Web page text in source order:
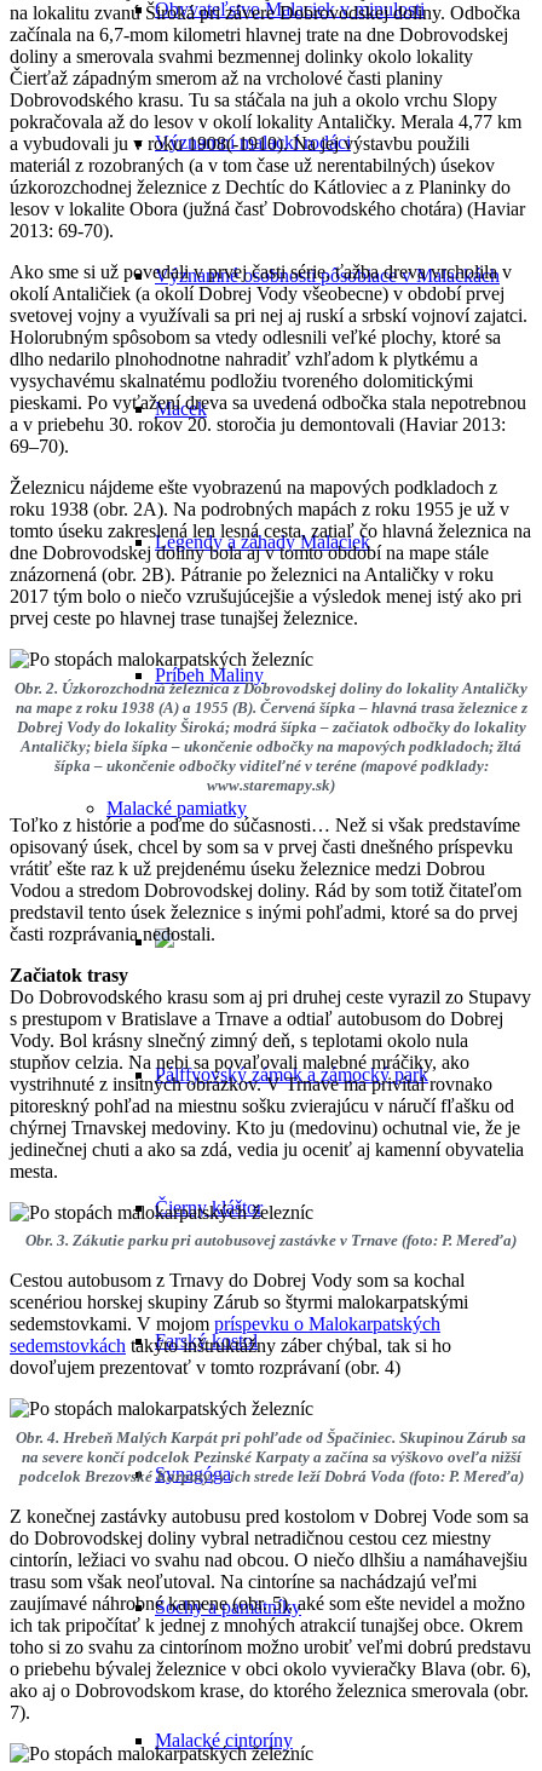
Obyvateľstvo Malaciek v minulosti
Významní malackí rodáci
Významné osobnosti pôsobiace v Malackách
Macek
Legendy a záhady Malaciek
Príbeh Maliny
Malacké pamiatky
Pálffyovský zámok a zámocký park
Čierny kláštor
Farský kostol
Synagóga
Sochy a pamätníky
Malacké cintoríny
na lokalitu zvanú Široká pri závere Dobrovodskej doliny. Odbočka
začínala na 6,7-mom kilometri hlavnej trate na dne Dobrovodskej
doliny a smerovala svahmi bezmennej dolinky okolo lokality
Čierťaž západným smerom až na vrcholové časti planiny
Dobrovodského krasu. Tu sa stáčala na juh a okolo vrchu Slopy
pokračovala až do lesov v okolí lokality Antaličky. Merala 4,77 km
a vybudovali ju v roku 1908(-1910). Na jej výstavbu použili
materiál z rozobraných (a v tom čase už nerentabilných) úsekov
úzkorozchodnej železnice z Dechtíc do Kátloviec a z Planinky do
lesov v lokalite Obora (južná časť Dobrovodského chotára) (Haviar
2013: 69-70).
Ako sme si už povedali v prvej časti série, ťažba dreva vrcholila v
okolí Antaličiek (a okolí Dobrej Vody všeobecne) v období prvej
svetovej vojny a využívali sa pri nej aj ruskí a srbskí vojnoví zajatci.
Holorubným spôsobom sa vtedy odlesnili veľké plochy, ktoré sa
dlho nedarilo plnohodnotne nahradiť vzhľadom k plytkému a
vysychavému skalnatému podložiu tvoreného dolomitickými
pieskami. Po vyťažení dreva sa uvedená odbočka stala nepotrebnou
a v priebehu 30. rokov 20. storočia ju demontovali (Haviar 2013:
69–70).
Železnicu nájdeme ešte vyobrazenú na mapových podkladoch z
roku 1938 (obr. 2A). Na podrobných mapách z roku 1955 je už v
tomto úseku zakreslená len lesná cesta, zatiaľ čo hlavná železnica na
dne Dobrovodskej doliny bola aj v tomto období na mape stále
znázornená (obr. 2B). Pátranie po železnici na Antaličky v roku
2017 tým bolo o niečo vzrušujúcejšie a výsledok menej istý ako pri
prvej ceste po hlavnej trase tunajšej železnice.
Obr. 2. Úzkorozchodná železnica z Dobrovodskej doliny do lokality Antaličky
na mape z roku 1938 (A) a 1955 (B). Červená šípka – hlavná trasa železnice z
Dobrej Vody do lokality Široká; modrá šípka – začiatok odbočky do lokality
Antaličky; biela šípka – ukončenie odbočky na mapových podkladoch; žltá
šípka – ukončenie odbočky viditeľné v teréne (mapové podklady:
www.staremapy.sk)
Toľko z histórie a poďme do súčasnosti… Než si však predstavíme
opisovaný úsek, chcel by som sa v prvej časti dnešného príspevku
vrátiť ešte raz k už prejdenému úseku železnice medzi Dobrou
Vodou a stredom Dobrovodskej doliny. Rád by som totiž čitateľom
predstavil tento úsek železnice s inými pohľadmi, ktoré sa do prvej
časti rozprávania nedostali.
Začiatok trasy
Do Dobrovodského krasu som aj pri druhej ceste vyrazil zo Stupavy
s prestupom v Bratislave a Trnave a odtiaľ autobusom do Dobrej
Vody. Bol krásny slnečný zimný deň, s teplotami okolo nula
stupňov celzia. Na nebi sa povaľovali malebné mráčiky, ako
vystrihnuté z insitných obrázkov. V Trnave ma privítal rovnako
pitoreskný pohľad na miestnu sošku zvierajúcu v náručí fľašku od
chýrnej Trnavskej medoviny. Kto ju (medovinu) ochutnal vie, že je
jedinečnej chuti a ako sa zdá, vedia ju oceniť aj kamenní obyvatelia
mesta.
Obr. 3. Zákutie parku pri autobusovej zastávke v Trnave (foto: P. Mereďa)
Cestou autobusom z Trnavy do Dobrej Vody som sa kochal
scenériou horskej skupiny Zárub so štyrmi malokarpatskými
sedemstovkami. V mojom príspevku o Malokarpatských
sedemstovkách takýto inštruktážny záber chýbal, tak si ho
dovoľujem prezentovať v tomto rozprávaní (obr. 4)
Obr. 4. Hrebeň Malých Karpát pri pohľade od Špačiniec. Skupinou Zárub sa
na severe končí podcelok Pezinské Karpaty a začína sa výškovo oveľa nižší
podcelok Brezovské Karpaty; v ich strede leží Dobrá Voda (foto: P. Mereďa)
Z konečnej zastávky autobusu pred kostolom v Dobrej Vode som sa
do Dobrovodskej doliny vybral netradičnou cestou cez miestny
cintorín, ležiaci vo svahu nad obcou. O niečo dlhšiu a namáhavejšiu
trasu som však neoľutoval. Na cintoríne sa nachádzajú veľmi
zaujímavé náhrobné kamene (obr. 5), aké som ešte nevidel a možno
ich tak pripočítať k jednej z mnohých atrakcií tunajšej obce. Okrem
toho si zo svahu za cintorínom možno urobiť veľmi dobrú predstavu
o priebehu bývalej železnice v obci okolo vyvieračky Blava (obr. 6),
ako aj o Dobrovodskom krase, do ktorého železnica smerovala (obr.
7).